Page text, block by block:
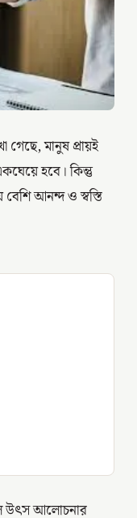
গেছে, মানুষ প্রায়ই
হবে। কিন্তু
আনন্দ ও স্বস্তি
উৎস আলোচনার